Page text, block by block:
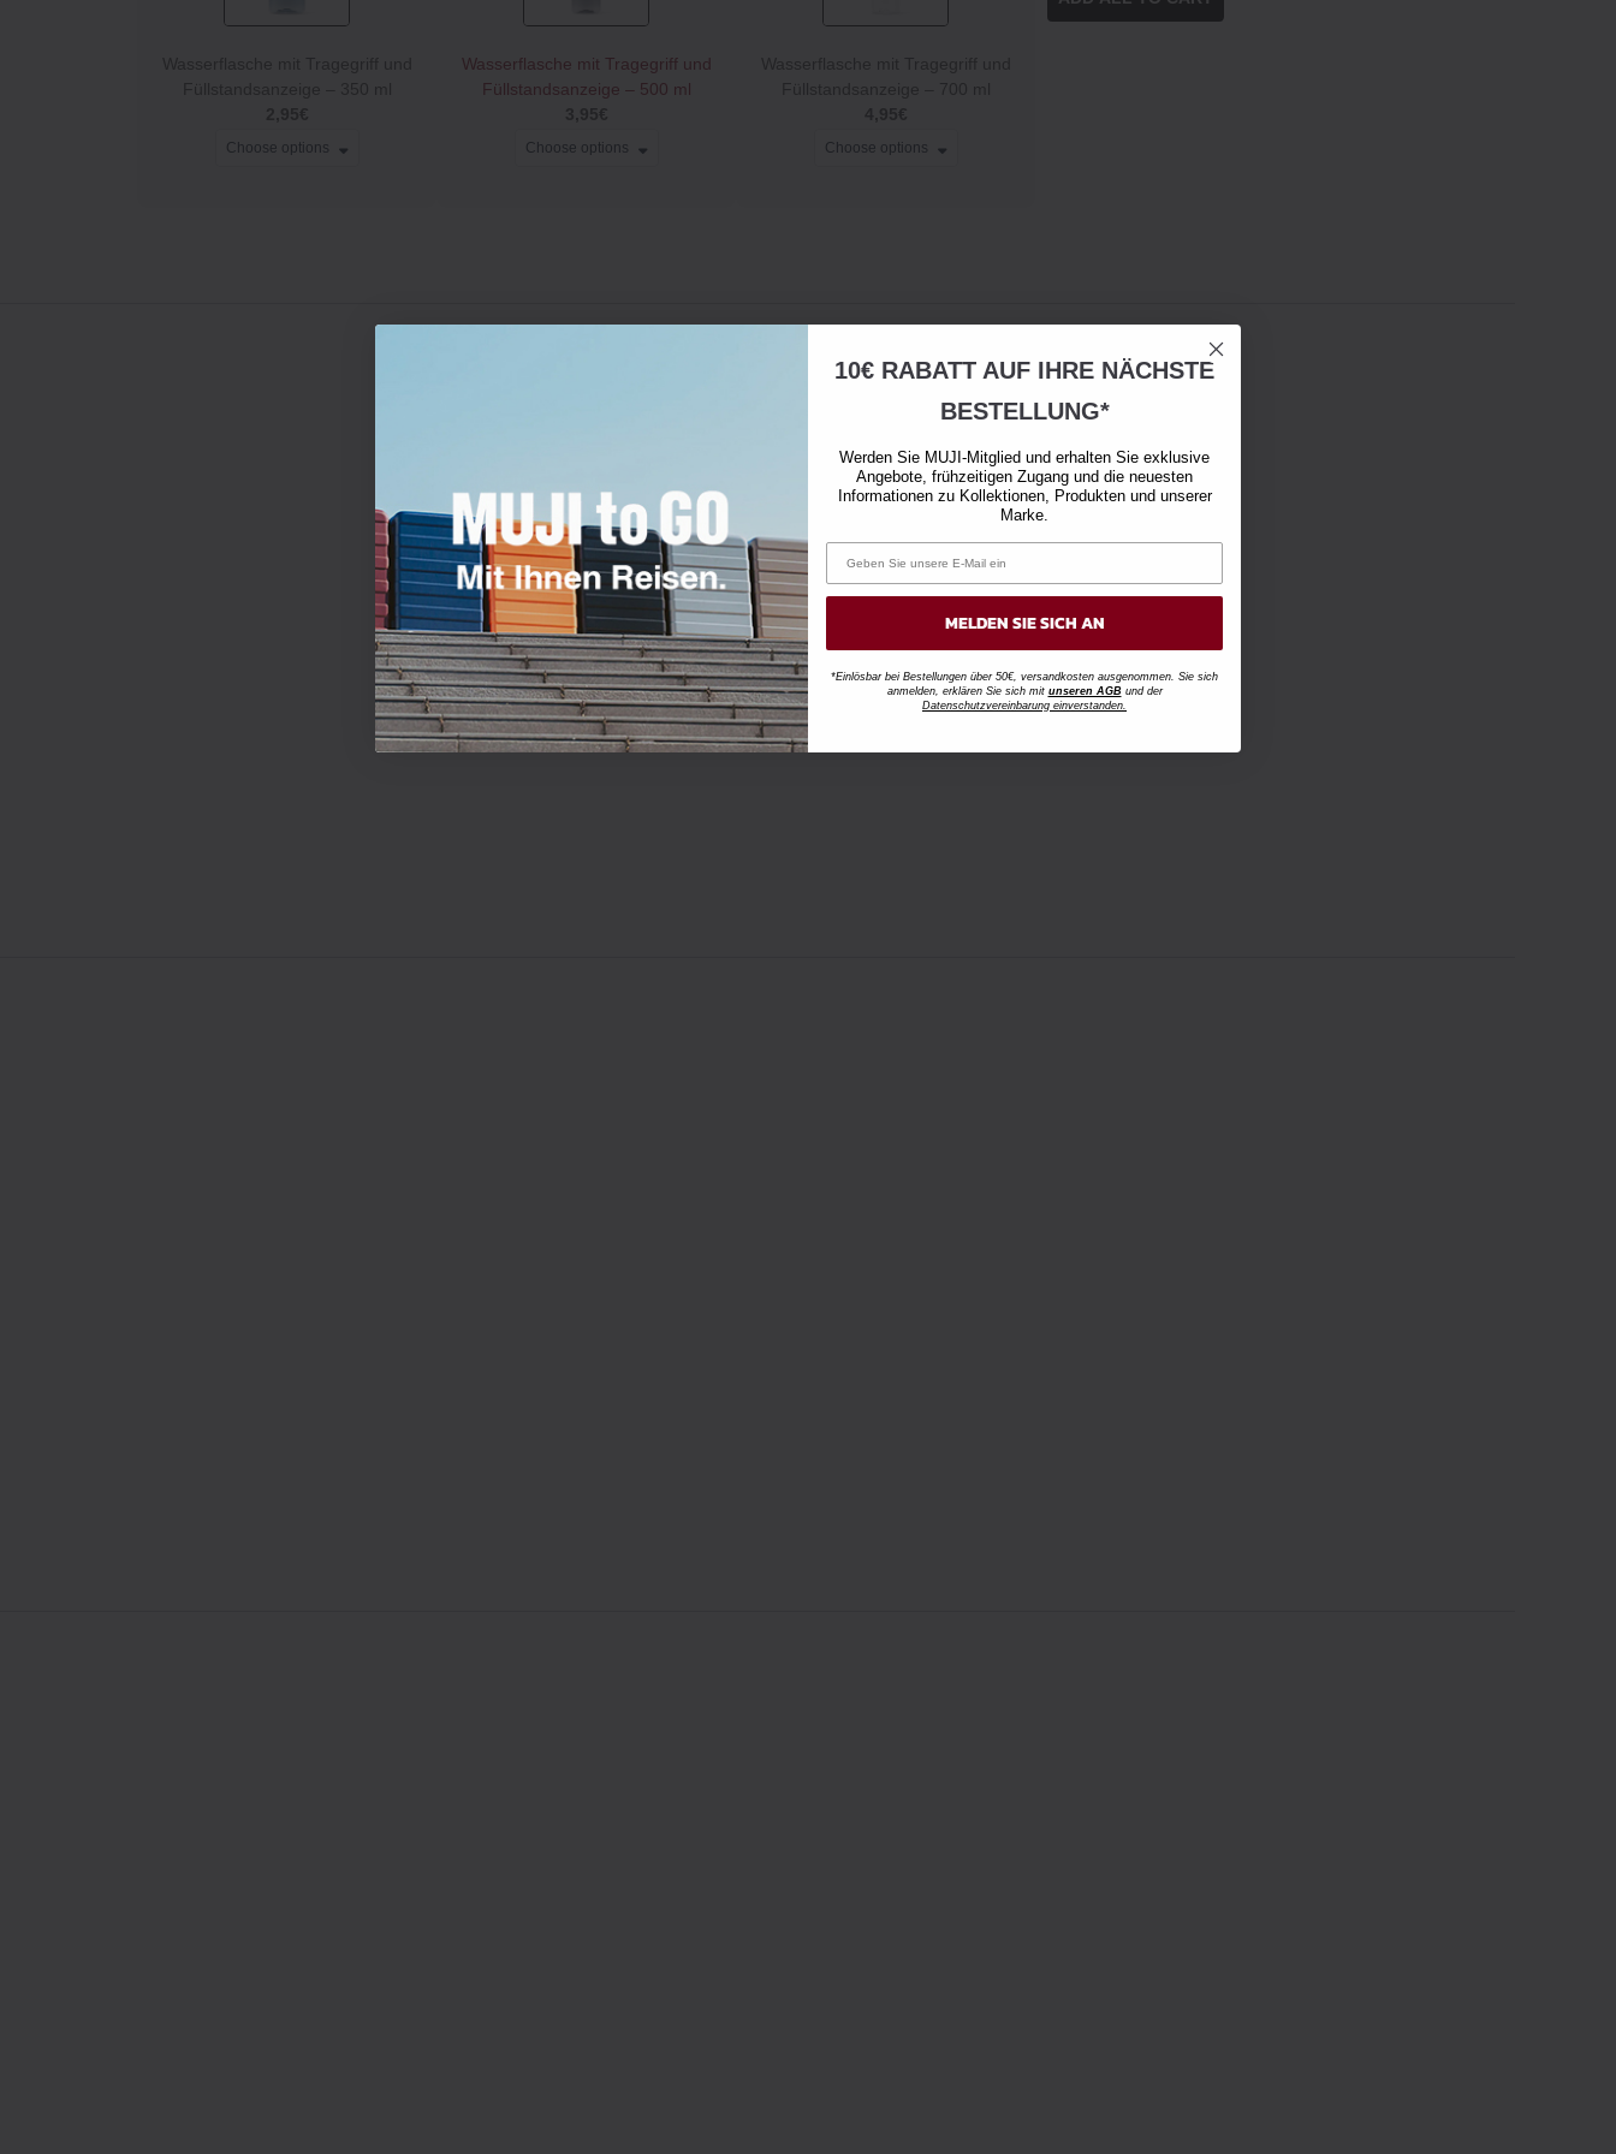
Choose options
Wasserflasche mit Tragegriff und
Füllstandsanzeige – 500 ml
Choose options Choose options
10€ RABATT AUF IHRE NÄCHSTE
BESTELLUNG*
Werden Sie MUJI-Mitglied und erhalten Sie exklusive
Angebote, frühzeitigen Zugang und die neuesten
Informationen zu Kollektionen, Produkten und unserer
Marke.
MELDEN SIE SICH AN
*Einlösbar bei Bestellungen über 50€, versandkosten ausgenommen. Sie sich
anmelden, erklären Sie sich mit unseren AGBund der
Datenschutzvereinbarung einverstanden.